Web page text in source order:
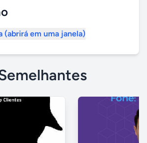
(abrirá em uma janela)